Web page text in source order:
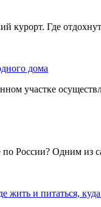
курорт. Где
дома
участке
по России? Одним из
и питаться, куда